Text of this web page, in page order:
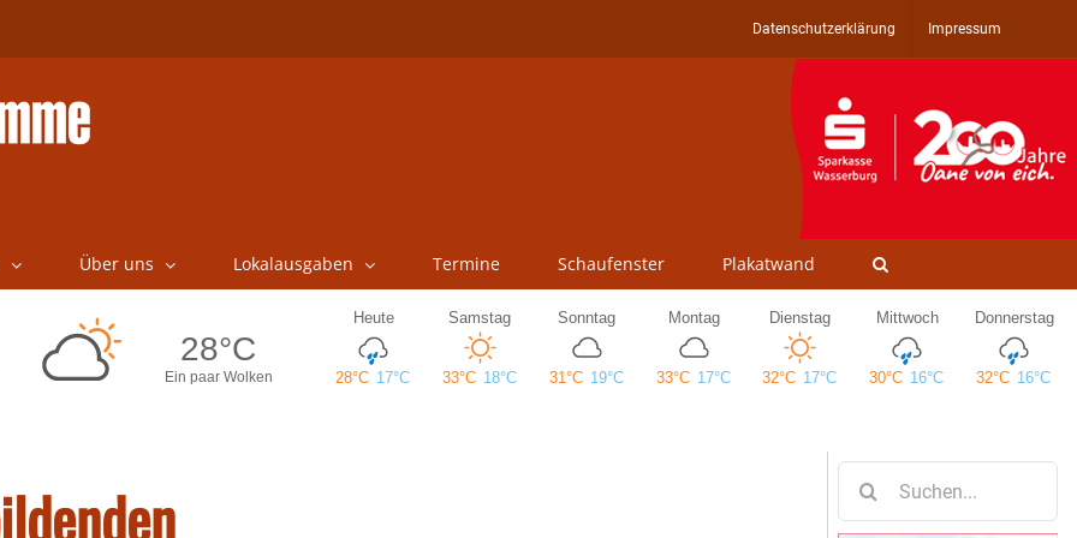
Datenschutzerklärung Impressum
Über uns Lokalausgaben Termine Schaufenster Plakatwand
nach: